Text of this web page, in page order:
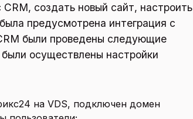
создать новый сайт, настроить
предусмотрена интеграция с
были проведены следующие
осуществлены настройки
на VDS, подключен домен